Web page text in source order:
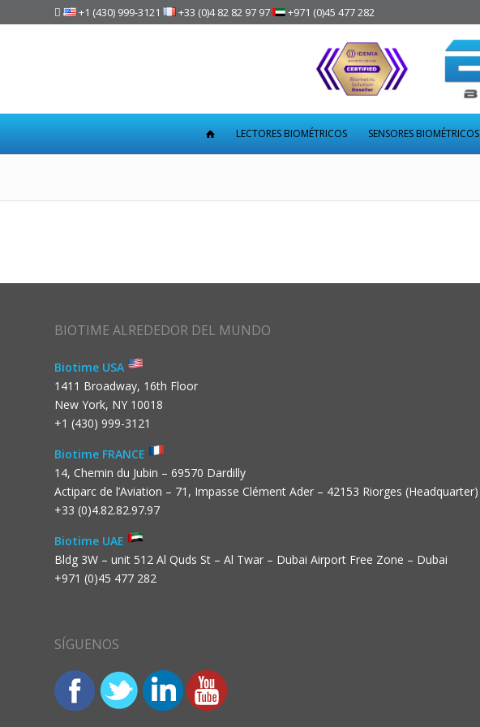
 +1 (430) 999-3121 +33 (0)4 82 82 97 97 +971 (0)45 477 282
LECTORES BIOMÉTRICOS SENSORES BIOMÉTRICOS
BIOTIME ALREDEDOR DEL MUNDO
Biotime USA
1411 Broadway, 16th Floor
New York, NY 10018
+1 (430) 999-3121
Biotime FRANCE
14, Chemin du Jubin – 69570 Dardilly
Actiparc de l’Aviation – 71, Impasse Clément Ader – 42153 Riorges (Headquarter)
+33 (0)4.82.82.97.97
Biotime UAE
Bldg 3W – unit 512 Al Quds St – Al Twar – Dubai Airport Free Zone – Dubai
+971 (0)45 477 282
SÍGUENOS